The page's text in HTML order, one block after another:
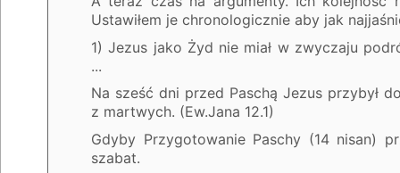
Ustawiłem je chronologicznie aby jak
1) Jezus jako Żyd nie miał w zwyczaju
...
Na sześć dni przed Paschą Jezus przybył
z martwych. (Ew.Jana 12.1)
Gdyby Przygotowanie Paschy (14 nisan)
szabat.